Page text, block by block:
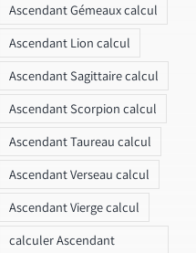
Ascendant Gémeaux calcul
Ascendant Lion calcul
Ascendant Sagittaire calcul
Ascendant Scorpion calcul
Ascendant Taureau calcul
Ascendant Verseau calcul
Ascendant Vierge calcul
calculer Ascendant